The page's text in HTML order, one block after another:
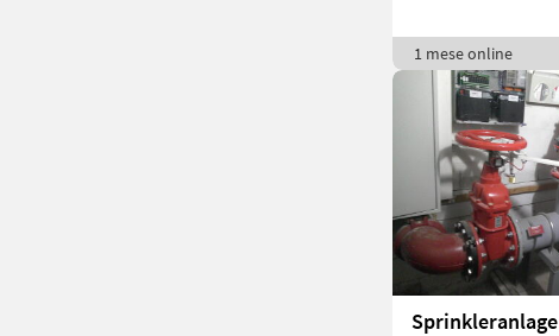
1 mese online
Sprinkleranlage